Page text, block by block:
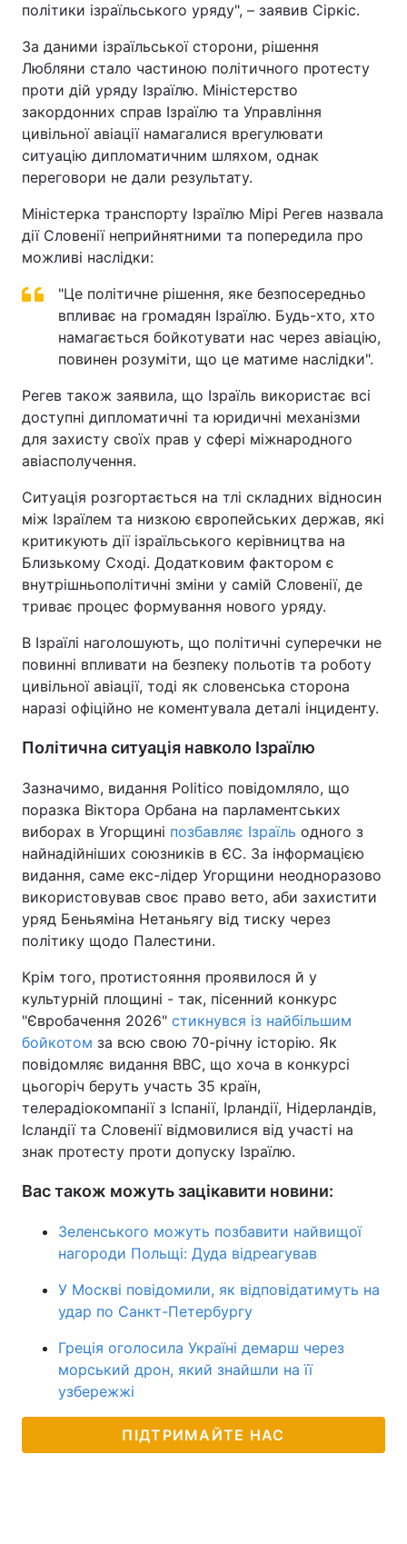
політики ізраїльського уряду", – заявив Сіркіс.
За даними ізраїльської сторони, рішення
Любляни стало частиною політичного протесту
проти дій уряду Ізраїлю. Міністерство
закордонних справ Ізраїлю та Управління
цивільної авіації намагалися врегулювати
ситуацію дипломатичним шляхом, однак
переговори не дали результату.
Міністерка транспорту Ізраїлю Мірі Регев назвала
дії Словенії неприйнятними та попередила про
можливі наслідки:
"Це політичне рішення, яке безпосередньо
впливає на громадян Ізраїлю. Будь-хто, хто
намагається бойкотувати нас через авіацію,
повинен розуміти, що це матиме наслідки".
Регев також заявила, що Ізраїль використає всі
доступні дипломатичні та юридичні механізми
для захисту своїх прав у сфері міжнародного
авіасполучення.
Ситуація розгортається на тлі складних відносин
між Ізраїлем та низкою європейських держав, які
критикують дії ізраїльського керівництва на
Близькому Сході. Додатковим фактором є
внутрішньополітичні зміни у самій Словенії, де
триває процес формування нового уряду.
В Ізраїлі наголошують, що політичні суперечки не
повинні впливати на безпеку польотів та роботу
цивільної авіації, тоді як словенська сторона
наразі офіційно не коментувала деталі інциденту.
Політична ситуація навколо Ізраїлю
Зазначимо, видання Politico повідомляло, що
поразка Віктора Орбана на парламентських
виборах в Угорщині позбавляє Ізраїль одного з
найнадійніших союзників в ЄС. За інформацією
видання, саме екс-лідер Угорщини неодноразово
використовував своє право вето, аби захистити
уряд Беньяміна Нетаньягу від тиску через
політику щодо Палестини.
Крім того, протистояння проявилося й у
культурній площині - так, пісенний конкурс
"Євробачення 2026" стикнувся із найбільшим
бойкотом за всю свою 70-річну історію. Як
повідомляє видання BBC, що хоча в конкурсі
цьогоріч беруть участь 35 країн,
телерадіокомпанії з Іспанії, Ірландії, Нідерландів,
Ісландії та Словенії відмовилися від участі на
знак протесту проти допуску Ізраїлю.
Вас також можуть зацікавити новини:
Зеленського можуть позбавити найвищої
нагороди Польщі: Дуда відреагував
У Москві повідомили, як відповідатимуть на
удар по Санкт-Петербургу
Греція оголосила Україні демарш через
морський дрон, який знайшли на її
узбережжі
ПІДТРИМАЙТЕ НАС